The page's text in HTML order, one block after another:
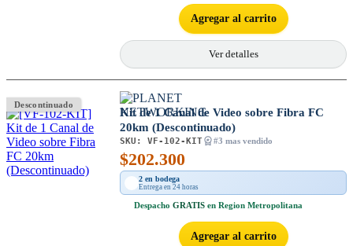
Agregar al carrito
Ver detalles
Descontinuado
Kit de 1 Canal de Video sobre Fibra FC
20km (Descontinuado)
SKU: VF-102-KIT #3 mas vendido
$202.300
2 en bodega
Entrega en 24 horas
Despacho GRATIS en Region Metropolitana
Agregar al carrito